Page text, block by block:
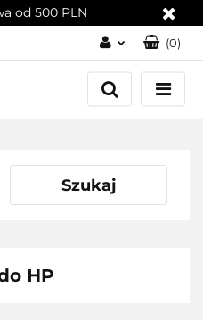
od 500 PLN
Zaloguj się
Załóż konto
(0)
Szukaj
HP